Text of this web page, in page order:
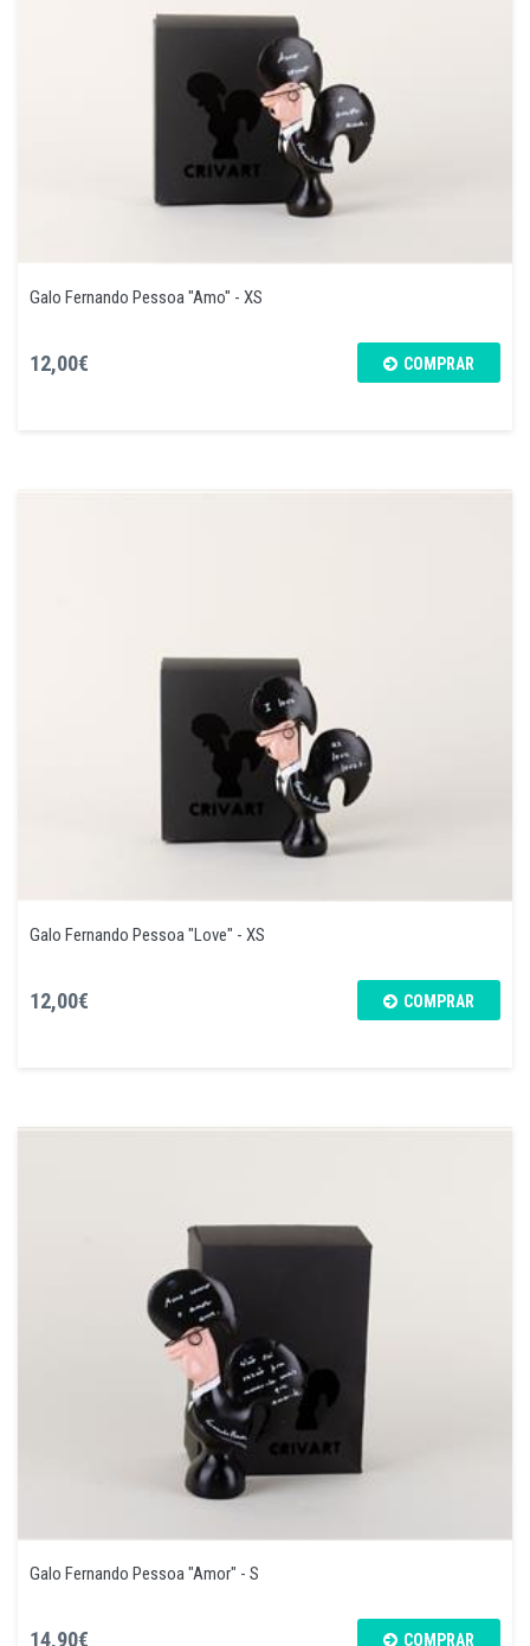
Galo Fernando Pessoa "Amo" - XS
12,00€ COMPRAR
Galo Fernando Pessoa "Love" - XS
12,00€ COMPRAR
Galo Fernando Pessoa "Amor" - S
14,90€ COMPRAR